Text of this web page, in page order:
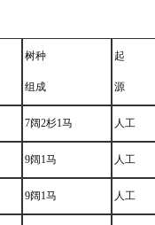
树种
组成
起
源
7阔2杉1马 人工
9阔1马 人工
9阔1马 人工